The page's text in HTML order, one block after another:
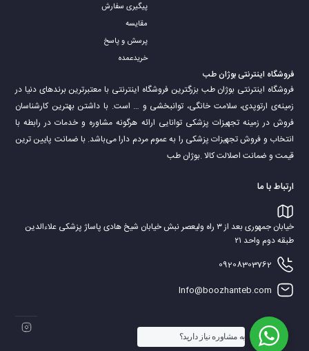
پیگیری سفارش
مقایسه
پرسش و پاسخ
خریدعمده
فروشگاه اینترنتی بوژان طب
فروشگاه اینترنتی بوژان طب بزرگترین فروشگاه اینترنتی با معتبرترین برندهای دنیا در
زمینه‌ی ارتوپدی، سلامت خانگی، توانبخشی و … است. با داشتن بهترین کارشناسان
فروش در زمینه تجهیزات پزشکی توانایی ارائه هرگونه مشاوره و خدمات در رابطه با
انتخاب و فروش تجهیزات پزشکی را به عموم مردم دارا می‌‌‌‌باشد. با ضمانت پایین ترین
قیمت و ضمانت اصلالت کالا .بوژان طب
ارتباط با ما
خیابان جمهوری بعد از ۳ راه ولیعصر نبش خیابان شیخ هادی پاساژ پزشکی علاءالدین
طبقه دوم واحد ۲۱
09208303762
Info@boozhanteb.com
به مشاوره نیاز دارید؟